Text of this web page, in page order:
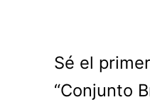
Sé el
“Conjunto